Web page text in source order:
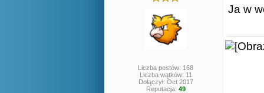
Liczba postów: 168
Liczba wątków: 11
Dołączył: Oct 2017
Reputacja: 49
Ja w